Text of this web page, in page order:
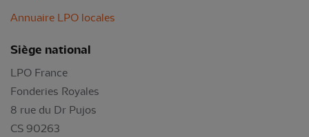
Annuaire LPO locales
Siège national
LPO France
Fonderies Royales
8 rue du Dr Pujos
CS 90263